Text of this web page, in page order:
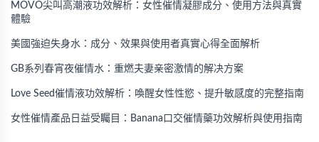
MOVO尖叫高潮液功效解析：女性催情凝膠成分、使用方法與真實
體驗
美國強迫失身水：成分、效果與使用者真實心得全面解析
GB系列春宵夜催情水：重燃夫妻亲密激情的解决方案
Love Seed催情液功效解析：喚醒女性性慾、提升敏感度的完整指南
女性催情產品日益受矚目：Banana口交催情藥功效解析與使用指南